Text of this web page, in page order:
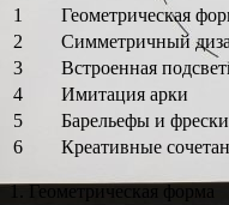
1
Геометрическая
2
Симметричный
3
Встроенная
4
Имитация арки
5
Барельефы и фрески
6
Креативные
1. Геометрическая форма